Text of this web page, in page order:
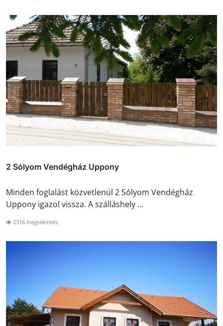
2 Sólyom Vendégház Uppony
Minden foglalást közvetlenül 2 Sólyom Vendégház
Uppony igazol vissza. A szálláshely ...
2316 megtekintés